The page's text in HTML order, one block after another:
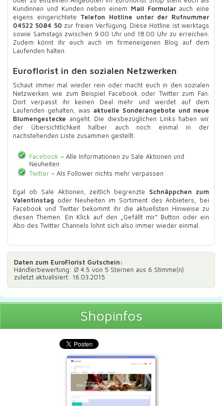
Kundinnen und Kunden neben einem Mail Formularauch eine
eigens eingerichtete Telefon Hotline unter der Rufnummer
04522 5084 50 zur freien Verfügung. Diese Hotline ist werktags
sowie Samstags zwischen 9.00 Uhr und 18.00 Uhr zu erreichen.
Zudem könnt ihr euch auch im firmeneigenen Blog auf dem
Laufenden halten.
Euroflorist in den sozialen Netzwerken
Schaut immer mal wieder rein oder macht euch in den sozialen
Netzwerken wie zum Beispiel Facebook oder Twitter zum Fan.
Dort verpasst ihr keinen Deal mehr und werdet auf dem
Laufenden gehalten, was aktuelle Sonderangebote und neue
Blumengestecke angeht. Die diesbezüglichen Links haben wir
der Übersichtlichkeit halber auch noch einmal in der
nachstehenden Liste zusammen gestellt:
Facebook – Alle Informationen zu Sale Aktionen und
Neuheiten
Twitter– Als Follower nichts mehr verpassen
Egal ob Sale Aktionen, zeitlich begrenzte Schnäppchen zum
Valentinstag oder Neuheiten im Sortiment des Anbieters, bei
Facebook und Twitter bekommt ihr die aktuellsten Hinweise zu
diesen Themen. Ein Klick auf den „Gefällt mir“ Button oder ein
Abo des Twitter Channels lohnt sich also immer wieder einmal.
Daten zum EuroFlorist Gutschein:
Händlerbewertung: Ø 4.5 von 5 Sternen aus 6 Stimme(n)
zuletzt aktualisiert: 16.03.2015
Shopinfos